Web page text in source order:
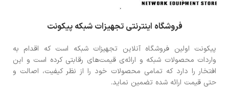
فروشگاه اینترنتی تجهیزات شبکه پیکونت
پیکونت اولین فروشگاه آنلاین تجهیزات شبکه است که اقدام به
واردات محصولات شبکه و ارائه‌ی قیمت‌های رقابتی کرده است و این
افتخار را دارد که تمامی محصولات خود را از نظر کیفیت، اصالت و
حتی قیمت ارائه شده تضمین نماید.